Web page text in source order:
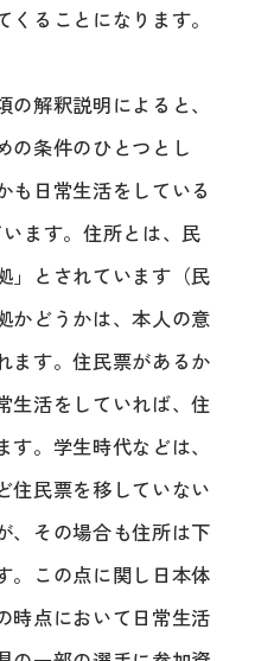
くることになります。
解釈説明によると、
の条件のひとつとし
も日常生活をしている
ます。住所とは、民
」とされています（民
かどうかは、本人の意
ます。住民票があるか
生活をしていれば、住
。学生時代などは、
住民票を移していない
、その場合も住所は下
。この点に関し日本体
時点において日常生活